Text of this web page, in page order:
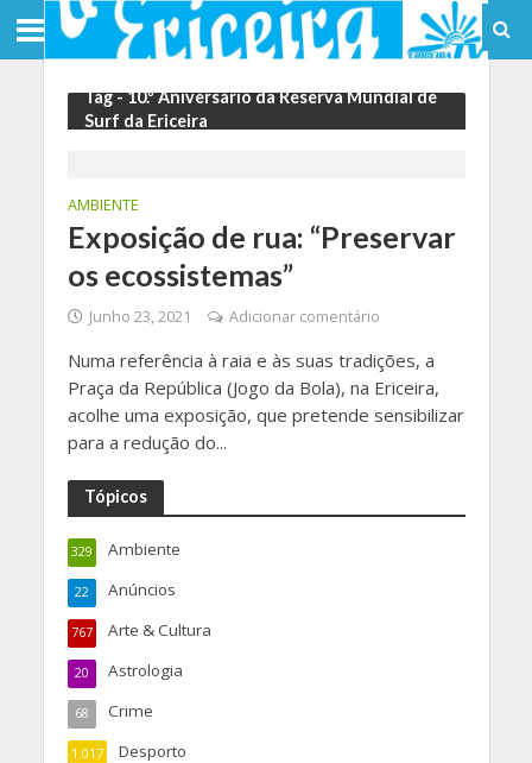
Tag - 10.º Aniversário da Reserva Mundial de
Surf da Ericeira
AMBIENTE
Exposição de rua: “Preservar
os ecossistemas”
Junho 23, 2021 Adicionar comentário
Numa referência à raia e às suas tradições, a
Praça da República (Jogo da Bola), na Ericeira,
acolhe uma exposição, que pretende sensibilizar
para a redução do...
Tópicos
Ambiente
329
Anúncios
22
Arte & Cultura
767
Astrologia
20
Crime
68
Desporto
1.017